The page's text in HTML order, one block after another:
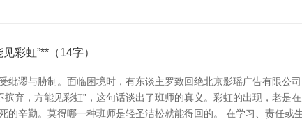
彩虹”**（14字）
纰谬与胁制。面临困境时，有东谈主罗致回绝北京影瑶广告有限
摈弃，方能见彩虹”，这句话谈出了班师的真义。彩虹的出现，老
的辛勤。莫得哪一种班师是轻圣洁松就能得回的。 在学习、责任